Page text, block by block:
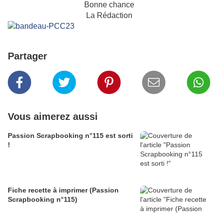
Bonne chance
La Rédaction
Partager
Vous aimerez aussi
Passion Scrapbooking n°115 est sorti
!
Fiche recette à imprimer (Passion
Scrapbooking n°115)